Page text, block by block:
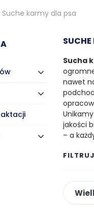
Suche karmy dla psa
Sucha
nawet
jakości
– a